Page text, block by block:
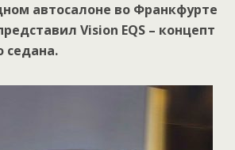
автосалоне во Франкфурте
Vision EQS – концепт
седана.